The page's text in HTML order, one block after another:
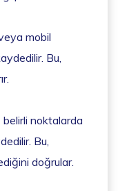
mobil
Bu,
belirli noktalarda
Bu,
doğrular.